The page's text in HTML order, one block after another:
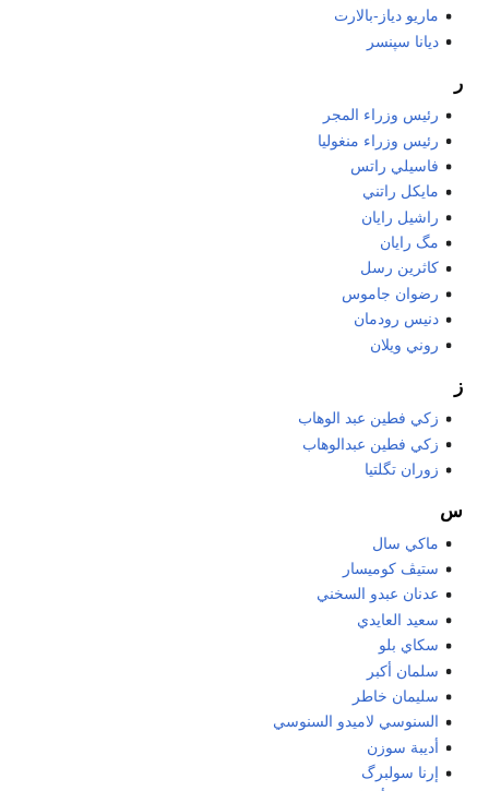
ماريو دياز-بالارت
ديانا سپنسر
ر
رئيس وزراء المجر
رئيس وزراء منغوليا
فاسيلي راتس
مايكل راتني
راشيل رايان
مگ رايان
كاثرين رسل
رضوان جاموس
دنيس رودمان
روني ويلان
ز
زكي فطين عبد الوهاب
زكي فطين عبدالوهاب
زوران تگلتيا
س
ماكي سال
ستيڤ كوميسار
عدنان عبدو السخني
سعيد العايدي
سكاي بلو
سلمان أكبر
سليمان خاطر
السنوسي لاميدو السنوسي
أديبة سوزن
إرنا سولبرگ